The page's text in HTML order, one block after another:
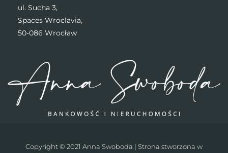
ul. Sucha 3,
Spaces Wroclavia,
50-086 Wrocław
Copyright © 2021 Anna Swoboda | Strona stworzona w